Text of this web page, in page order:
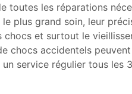
toutes les réparations
plus grand soin, leur
et surtout le
chocs accidentels
service régulier tous les